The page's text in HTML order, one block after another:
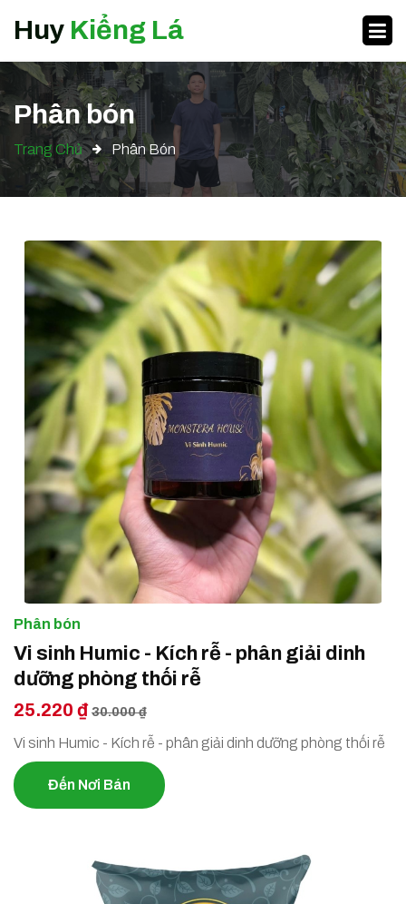
Huy Kiểng Lá
Phân bón
Trang Chủ Phân Bón
Phân bón
Vi sinh Humic - Kích rễ - phân giải dinh
dưỡng phòng thối rễ
25.220 ₫ 30.000 ₫
Vi sinh Humic - Kích rễ - phân giải dinh dưỡng phòng thối rễ
Đến Nơi Bán